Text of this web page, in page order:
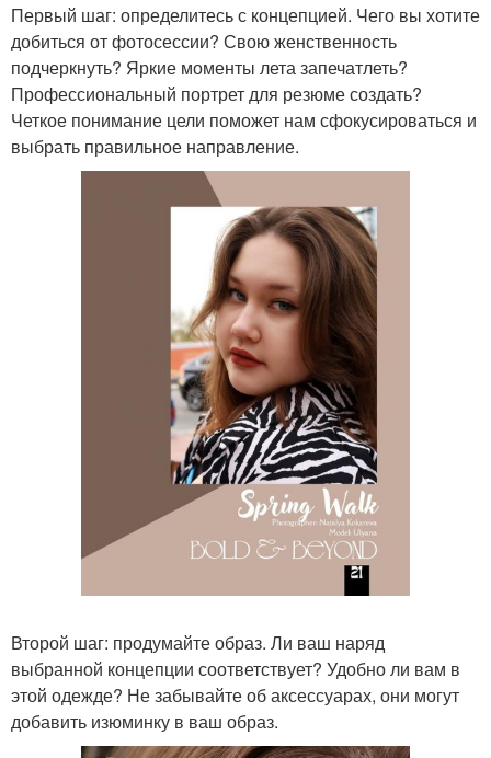
Первый шаг: определитесь с концепцией. Чего вы хотите
добиться от фотосессии? Свою женственность
подчеркнуть? Яркие моменты лета запечатлеть?
Профессиональный портрет для резюме создать?
Четкое понимание цели поможет нам сфокусироваться и
выбрать правильное направление.
Второй шаг: продумайте образ. Ли ваш наряд
выбранной концепции соответствует? Удобно ли вам в
этой одежде? Не забывайте об аксессуарах, они могут
добавить изюминку в ваш образ.